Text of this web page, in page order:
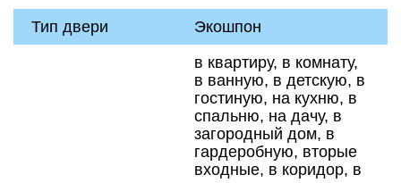
Тип двери Экошпон
в квартиру, в комнату,
в ванную, в детскую, в
гостиную, на кухню, в
спальню, на дачу, в
загородный дом, в
гардеробную, вторые
входные, в коридор, в